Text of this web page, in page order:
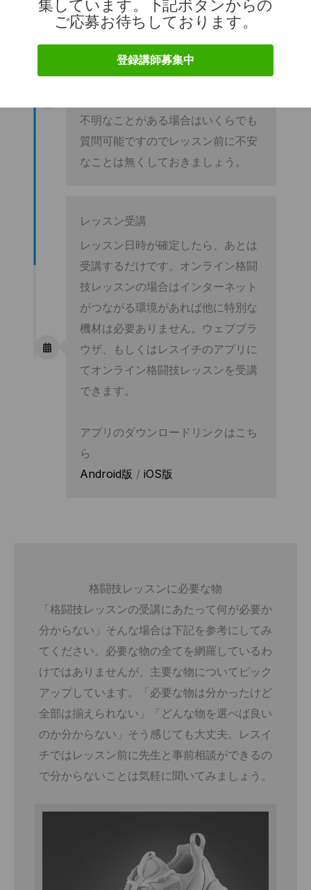
日時調整
申込後は格闘技トレーナーと直接チ
ャットが出来るので体験レッスン日
不明なことがある場合はいくらでも
質問可能ですのでレッスン前に不安
なことは無くしておきましょう。
レッスン受講
レッスン日時が確定したら、あとは
受講するだけです。オンライン格闘
技レッスンの場合はインターネット
がつながる環境があれば他に特別な
機材は必要ありません。ウェブブラ
ウザ、もしくはレスイチのアプリに
てオンライン格闘技レッスンを受講
できます。
アプリのダウンロードリンクはこち
ら
Android版 / iOS版
格闘技レッスンに必要な物
「格闘技レッスンの受講にあたって何が必要か
分からない」そんな場合は下記を参考にしてみ
てください。必要な物の全てを網羅しているわ
けではありませんが、主要な物についてピック
アップしています。「必要な物は分かったけど
全部は揃えられない」「どんな物を選べば良い
のか分からない」そう感じても大丈夫。レスイ
チではレッスン前に先生と事前相談ができるの
で分からないことは気軽に聞いてみましょう。
集しています。下記ボタンからの
ご応募お待ちしております。
登録講師募集中